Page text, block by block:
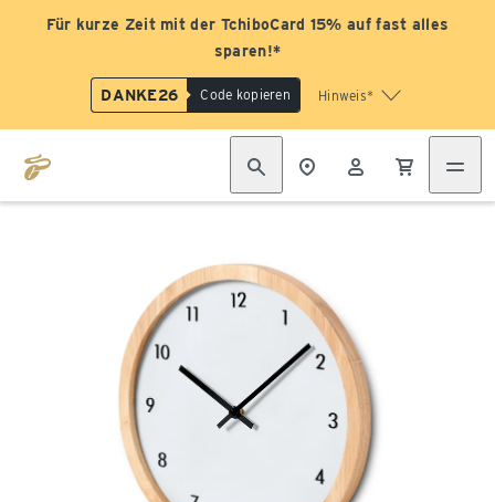
Für kurze Zeit mit der TchiboCard 15% auf fast alles
sparen!*
DANKE26 Code kopieren Hinweis*